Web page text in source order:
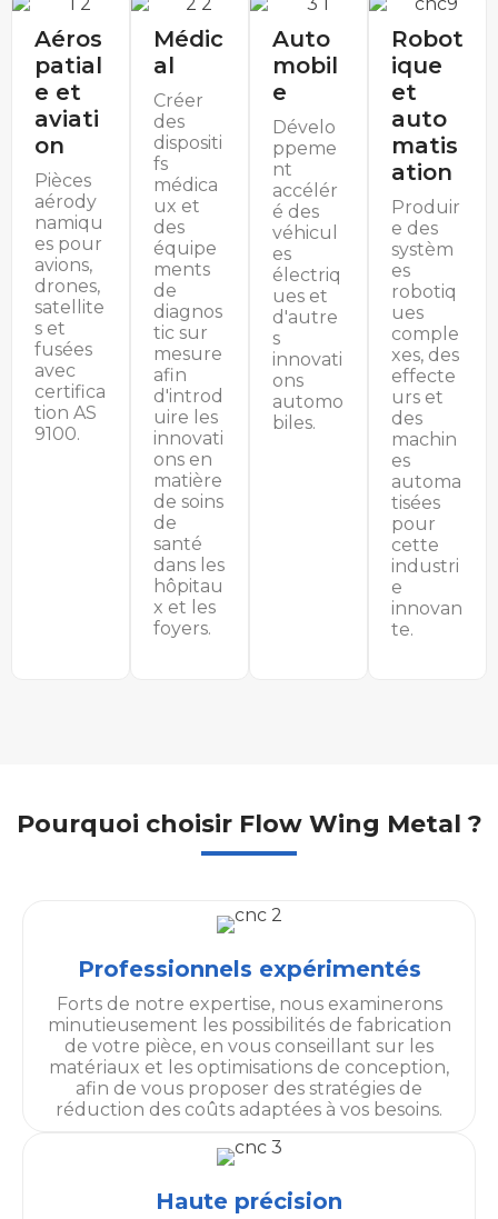
Aéros
patial
e et
aviati
on
Pièces
aérody
namiqu
es pour
avions,
drones,
satellite
s et
fusées
avec
certifica
tion AS
9100.
Médic
al
Créer
des
dispositi
fs
médica
ux et
des
équipe
ments
de
diagnos
tic sur
mesure
afin
d'introd
uire les
innovati
ons en
matière
de soins
de
santé
dans les
hôpitau
x et les
foyers.
Auto
mobil
e
Dévelo
ppeme
nt
accélér
é des
véhicul
es
électriq
ues et
d'autre
s
innovati
ons
automo
biles.
Robot
ique
et
auto
matis
ation
Produir
e des
systèm
es
robotiq
ues
comple
xes, des
effecte
urs et
des
machin
es
automa
tisées
pour
cette
industri
e
innovan
te.
Pourquoi choisir Flow Wing Metal ?
Professionnels expérimentés
Forts de notre expertise, nous examinerons
minutieusement les possibilités de fabrication
de votre pièce, en vous conseillant sur les
matériaux et les optimisations de conception,
afin de vous proposer des stratégies de
réduction des coûts adaptées à vos besoins.
Haute précision